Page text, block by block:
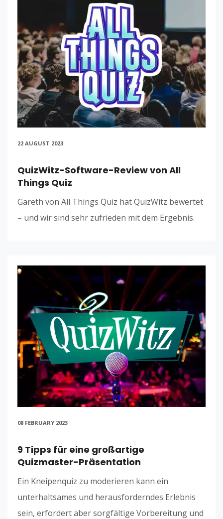
22 AUGUST 2023
QuizWitz-Software-Review von All
Things Quiz
Gareth von All Things Quiz hat QuizWitz bewertet
– und wir sind sehr zufrieden mit dem Ergebnis.
08 FEBRUARY 2023
9 Tipps für eine großartige
Quizmaster-Präsentation
Ein Kneipenquiz zu moderieren kann ein
unterhaltsames und herausforderndes Erlebnis
sein, erfordert aber sorgfältige Vorbereitung und